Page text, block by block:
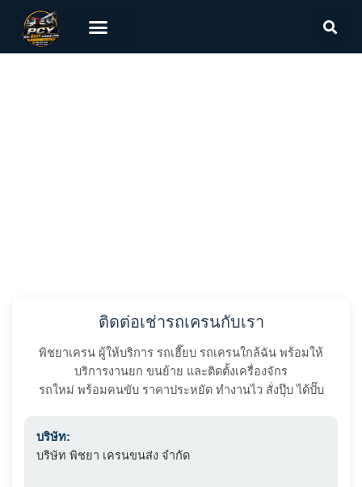
ติดต่อเช่ารถเครนกับเรา
พิชยาเครน ผู้ให้บริการ รถเฮี๊ยบ รถเครนใกล้ฉัน พร้อมให้
บริการงานยก ขนย้าย และติดตั้งเครื่องจักร
รถใหม่ พร้อมคนขับ ราคาประหยัด ทำงานไว สั่งปุ๊บ ได้ปั๊บ
บริษัท:
บริษัท พิชยา เครนขนส่ง จำกัด